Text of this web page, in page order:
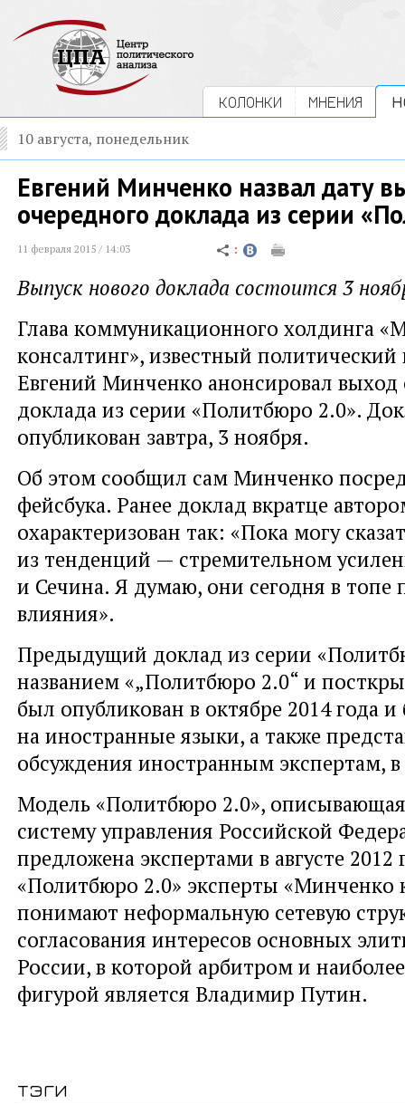
КОЛОНКИ МНЕНИЯ
10 августа, понедельник
Евгений Минченко назвал дату
очередного доклада из серии
11 февраля 2015 / 14:03
Выпуск нового доклада состоится 3
Глава коммуникационного холдинга
консалтинг», известный политический
Евгений Минченко анонсировал выход
доклада из серии «Политбюро 2.0».
опубликован завтра, 3 ноября.
Об этом сообщил сам Минченко
фейсбука. Ранее доклад вкратце
охарактеризован так: «Пока могу
из тенденций — стремительном
и Сечина. Я думаю, они сегодня в топе
влияния».
Предыдущий доклад из серии
названием «„Политбюро 2.0“ и
был опубликован в октябре 2014 года
на иностранные языки, а также
обсуждения иностранным экспертам,
Модель «Политбюро 2.0»,
систему управления Российской
предложена экспертами в августе 2012
«Политбюро 2.0» эксперты «Минченко
понимают неформальную сетевую
согласования интересов основных
России, в которой арбитром и
фигурой является Владимир Путин.
тэги